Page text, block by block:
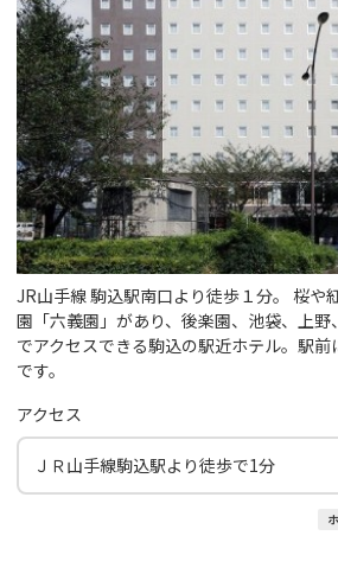
JR山手線 駒込駅南口より徒歩１分。 桜や
園「六義園」があり、後楽園、池袋、上野
でアクセスできる駒込の駅近ホテル。駅
です。
アクセス
ＪＲ山手線駒込駅より徒歩で1分